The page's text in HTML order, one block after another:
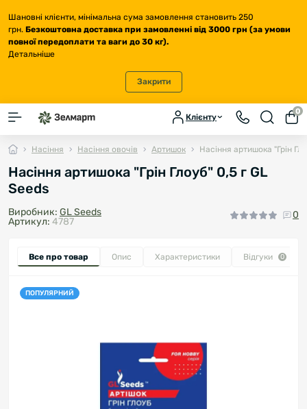
Шановні клієнти, мінімальна сума замовлення становить 250
грн. Безкоштовна доставка при замовленні від 3000 грн (за умови
повної передоплати та ваги до 30 кг).
Детальніше
Закрити
Клієнту
0
Насіння Насіння овочів Артишок Насіння артишока "Грін
Насіння артишока "Грін Глоуб" 0,5 г GL
Seeds
Виробник: GL Seeds
Артикул: 4787
0
Все про товар Опис Характеристики Відгуки 0
ПОПУЛЯРНИЙ